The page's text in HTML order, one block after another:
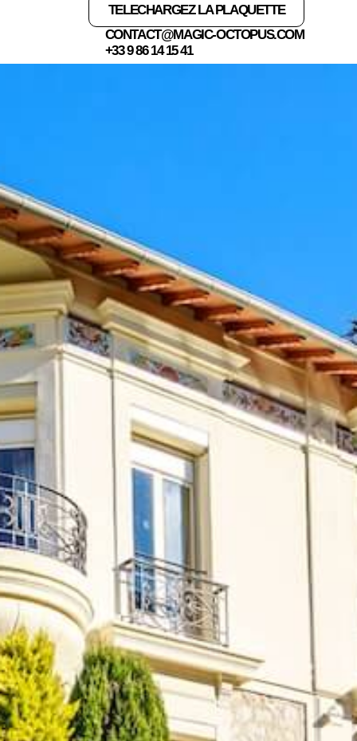
VILLA DC 36
Le lieu idéal pour votre séjour à Cannes
TELECHARGEZ LA PLAQUETTE
CONTACT@MAGIC-OCTOPUS.COM
+33 9 86 14 15 41